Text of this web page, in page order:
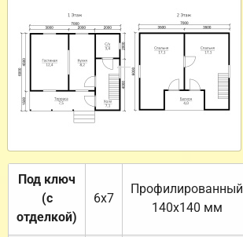
Под ключ
(с
отделкой)
6х7
Профилированный
140х140 мм